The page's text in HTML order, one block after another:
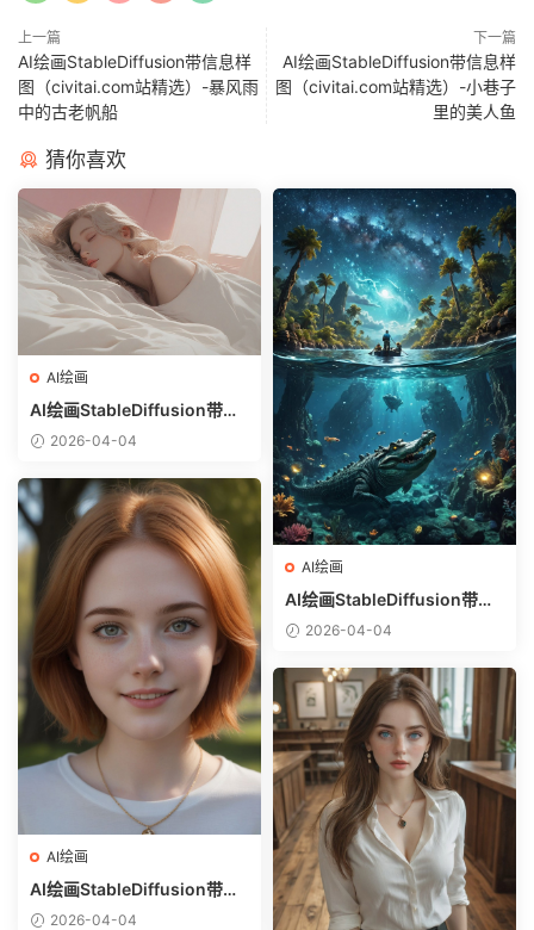
上一篇
AI绘画StableDiffusion带信息样
图（civitai.com站精选）-暴风雨
中的古老帆船
下一篇
AI绘画StableDiffusion带信息样
图（civitai.com站精选）-小巷子
里的美人鱼
猜你喜欢
AI绘画
AI绘画StableDiffusion带信
息样图（civitai.com网站精
2026-04-04
AI绘画
AI绘画StableDiffusion带信
息样图（civitai.com网站精
2026-04-04
AI绘画
AI绘画StableDiffusion带信
息样图（civitai.com网站精
2026-04-04